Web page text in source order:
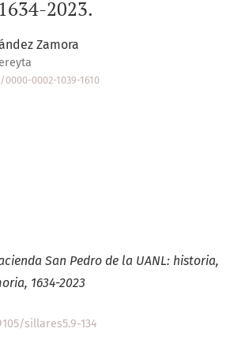
2023.
Zamora
0002-1039-1610
San Pedro de la UANL: historia,
1634-2023
sillares5.9-134